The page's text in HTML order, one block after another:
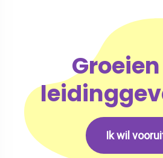
Ik wil